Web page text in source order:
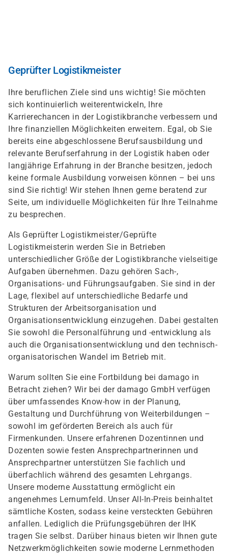
Geprüfter Logistikmeister
Ihre beruflichen Ziele sind uns wichtig! Sie möchten
sich kontinuierlich weiterentwickeln, Ihre
Karrierechancen in der Logistikbranche verbessern und
Ihre finanziellen Möglichkeiten erweitern. Egal, ob Sie
bereits eine abgeschlossene Berufsausbildung und
relevante Berufserfahrung in der Logistik haben oder
langjährige Erfahrung in der Branche besitzen, jedoch
keine formale Ausbildung vorweisen können – bei uns
sind Sie richtig! Wir stehen Ihnen gerne beratend zur
Seite, um individuelle Möglichkeiten für Ihre Teilnahme
zu besprechen.
Als Geprüfter Logistikmeister/Geprüfte
Logistikmeisterin werden Sie in Betrieben
unterschiedlicher Größe der Logistikbranche vielseitige
Aufgaben übernehmen. Dazu gehören Sach-,
Organisations- und Führungsaufgaben. Sie sind in der
Lage, flexibel auf unterschiedliche Bedarfe und
Strukturen der Arbeitsorganisation und
Organisationsentwicklung einzugehen. Dabei gestalten
Sie sowohl die Personalführung und -entwicklung als
auch die Organisationsentwicklung und den technisch-
organisatorischen Wandel im Betrieb mit.
Warum sollten Sie eine Fortbildung bei damago in
Betracht ziehen? Wir bei der damago GmbH verfügen
über umfassendes Know-how in der Planung,
Gestaltung und Durchführung von Weiterbildungen –
sowohl im geförderten Bereich als auch für
Firmenkunden. Unsere erfahrenen Dozentinnen und
Dozenten sowie festen Ansprechpartnerinnen und
Ansprechpartner unterstützen Sie fachlich und
überfachlich während des gesamten Lehrgangs.
Unsere moderne Ausstattung ermöglicht ein
angenehmes Lernumfeld. Unser All-In-Preis beinhaltet
sämtliche Kosten, sodass keine versteckten Gebühren
anfallen. Lediglich die Prüfungsgebühren der IHK
tragen Sie selbst. Darüber hinaus bieten wir Ihnen gute
Netzwerkmöglichkeiten sowie moderne Lernmethoden